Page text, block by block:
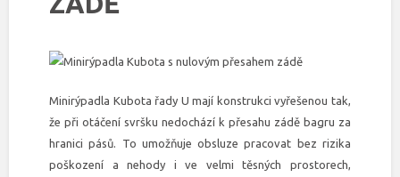
Minirýpadla Kubota řady U mají konstrukci vyřešenou tak,
že při otáčení svršku nedochází k přesahu zádě bagru za
hranici pásů. To umožňuje obsluze pracovat bez rizika
poškození a nehody i ve velmi těsných prostorech,